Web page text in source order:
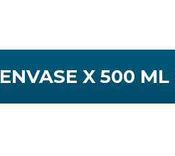
ENVASE X 500